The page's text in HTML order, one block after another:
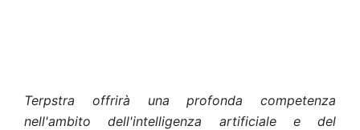
Terpstra offrirà una profonda competenza
nell'ambito dell'intelligenza artificiale e del